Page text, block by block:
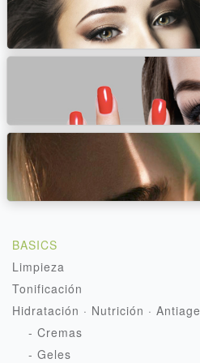
BASICS
Limpieza
Tonificación
Hidratación · Nutrición · Antiage
- Cremas
- Geles